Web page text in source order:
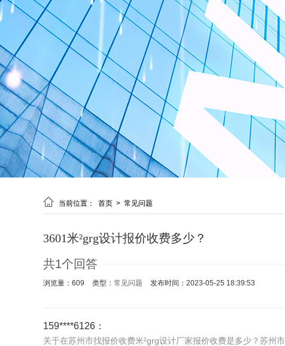
 当前位置： 首页 > 常见问题
3601米²grg设计报价收费多少？
共1个回答
浏览量：609 类型： 常见问题 发布时间：2023-05-25 18:39:53
159****6126：
关于在苏州市找报价收费米²grg设计厂家报价收费是多少？苏州